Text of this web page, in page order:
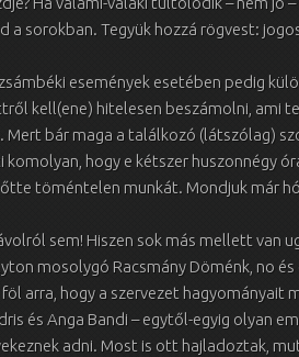
a sorokban. Tegyük hozzá rögvest:
események esetében pedig
kell(ene) hitelesen beszámolni, ami
Mert bár maga a találkozó (látszólag)
komolyan, hogy e kétszer huszonnégy
töméntelen munkát. Mondjuk már
sem! Hiszen sok más mellett van
mosolygó Racsmány Döménk, no
arra, hogy a szervezet hagyományait
és Anga Bandi – egytől-egyig olyan
adni. Most is ott hajladoztak,